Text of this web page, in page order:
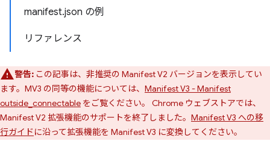
manifest.json の例
リファレンス
警告: この記事は、非推奨の Manifest V2 バージョンを表示してい
ます。MV3 の同等の機能については、 Manifest V3 - Manifest
outside_connectable をご覧ください。 Chrome ウェブストアでは、
Manifest V2 拡張機能のサポートを終了しました。 Manifest V3 への移
行ガイドに沿って拡張機能を Manifest V3 に変換してください。